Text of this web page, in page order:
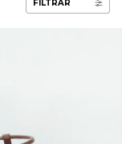
FILTRAR